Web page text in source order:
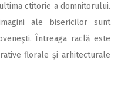
ctitorie a domnitorului.
ale bisericilor sunt
Întreaga raclă este
florale şi arhitecturale